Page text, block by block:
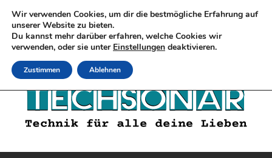
Wir verwenden Cookies, um dir die bestmögliche Erfahrung auf
unserer Website zu bieten.
Du kannst mehr darüber erfahren, welche Cookies wir
verwenden, oder sie unter Einstellungen deaktivieren.
Zustimmen Ablehnen